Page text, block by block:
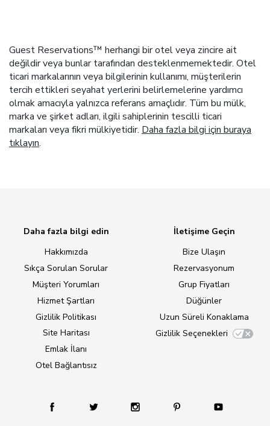
Guest Reservations™ herhangi bir otel veya zincire ait
değildir veya bunlar tarafından desteklenmemektedir. Otel
ticari markalarının veya bilgilerinin kullanımı, müşterilerin
tercih ettikleri seyahat yerlerini belirlemelerine yardımcı
olmak amacıyla yalnızca referans amaçlıdır. Tüm bu mülk,
marka ve şirket adları, ilgili sahiplerinin tescilli ticari
markaları veya fikri mülkiyetidir. Daha fazla bilgi için buraya
tıklayın.
Daha fazla bilgi edin
Hakkımızda
Sıkça Sorulan Sorular
Müşteri Yorumları
Hizmet Şartları
Gizlilik Politikası
Site Haritası
Emlak İlanı
Otel Bağlantısız
İletişime Geçin
Bize Ulaşın
Rezervasyonum
Grup Fiyatları
Düğünler
Uzun Süreli Konaklama
Gizlilik Seçenekleri